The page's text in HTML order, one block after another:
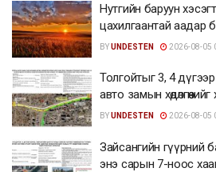
Нутгийн баруун
цахилгаантай аадар
BYUNDESTEN 2026-08-05
Толгойтыг 3, 4
авто замын
BYUNDESTEN 2026-08-05
Зайсангийн гүүрний
энэ сарын 7-ноос